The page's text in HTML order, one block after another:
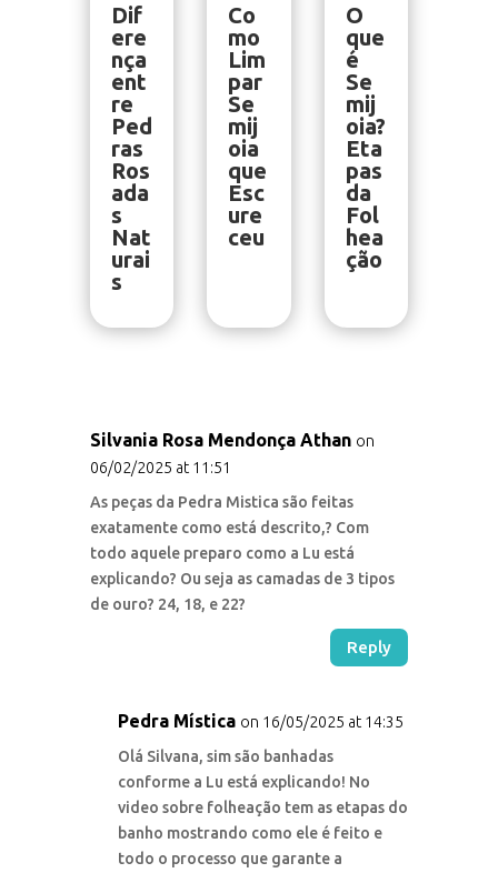
Dif
ere
nça
ent
re
Ped
ras
Ros
ada
s
Nat
urai
s
Co
mo
Lim
par
Se
mij
oia
que
Esc
ure
ceu
O
que
é
Se
mij
oia?
Eta
pas
da
Fol
hea
ção
Silvania Rosa Mendonça Athan on
06/02/2025 at 11:51
As peças da Pedra Mistica são feitas
exatamente como está descrito,? Com
todo aquele preparo como a Lu está
explicando? Ou seja as camadas de 3 tipos
de ouro? 24, 18, e 22?
Reply
Pedra Mística on 16/05/2025 at 14:35
Olá Silvana, sim são banhadas
conforme a Lu está explicando! No
video sobre folheação tem as etapas do
banho mostrando como ele é feito e
todo o processo que garante a